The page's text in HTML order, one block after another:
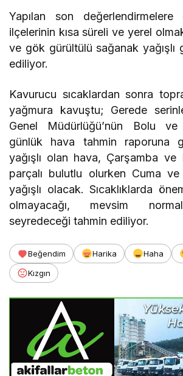
Yapılan son
ilçelerinin kısa süreli ve yerel
ve gök gürültülü sağanak yağışlı
ediliyor.
Kavurucu sıcaklardan sonra
yağmura kavuştu; Gerede
Genel Müdürlüğü’nün Bolu
günlük hava tahmin raporuna
yağışlı olan hava, Çarşamba ve
parçalı bulutlu olurken Cuma
yağışlı olacak. Sıcaklıklarda
olmayacağı, mevsim
seyredeceği tahmin ediliyor.
Beğendim Harika Haha
Kızgın